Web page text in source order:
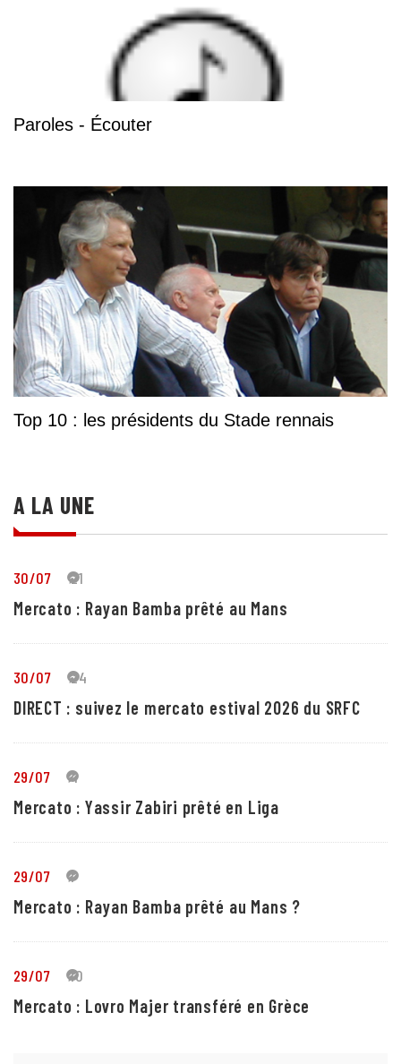
Paroles - Écouter
Top 10 : les présidents du Stade rennais
A LA UNE
30/07 21
Mercato : Rayan Bamba prêté au Mans
30/07 24
DIRECT : suivez le mercato estival 2026 du SRFC
29/07 4
Mercato : Yassir Zabiri prêté en Liga
29/07 1
Mercato : Rayan Bamba prêté au Mans ?
29/07 10
Mercato : Lovro Majer transféré en Grèce